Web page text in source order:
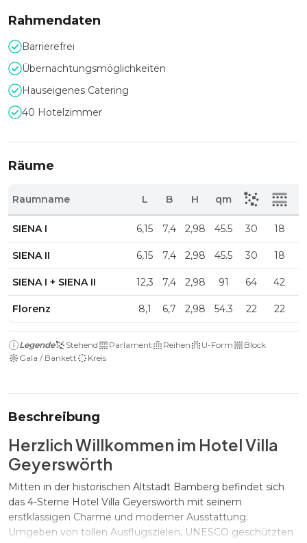
Rahmendaten
Barrierefrei
Übernachtungsmöglichkeiten
Hauseigenes Catering
40 Hotelzimmer
Räume
Raumname L B H qm
SIENA I 6,15 7,4 2,98 45.5 30 18
SIENA II 6,15 7,4 2,98 45.5 30 18
SIENA I + SIENA II 12,3 7,4 2,98 91 64 42
Florenz 8,1 6,7 2,98 54.3 22 22
Legende Stehend Parlament Reihen U-Form
Block
Gala / Bankett
Kreis
Beschreibung
Herzlich Willkommen im Hotel Villa
Geyerswörth
Mitten in der historischen Altstadt Bamberg befindet sich
das 4-Sterne Hotel Villa Geyerswörth mit seinem
erstklassigen Charme und moderner Ausstattung.
Umgeben von tollen Ausflugszielen, UNESCO geschützten